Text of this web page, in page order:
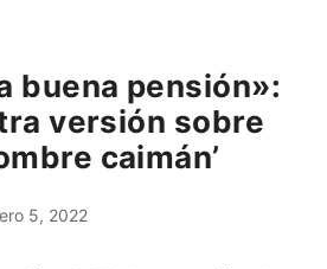
buena pensión»:
versión sobre
caimán’
5, 2022